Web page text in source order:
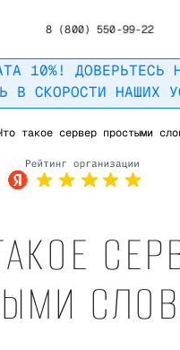
8 (800) 550-99-22
10%! ДОВЕРЬТЕСЬ
В СКОРОСТИ НАШИХ
такое сервер простыми